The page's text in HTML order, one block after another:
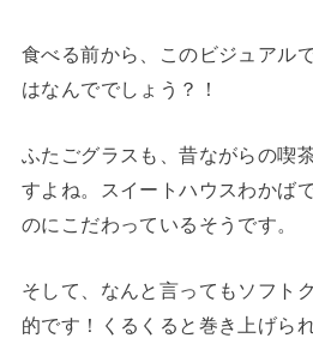
食べる前から、このビジュアル
はなんででしょう？！
ふたごグラスも、昔ながらの喫
すよね。スイートハウスわかば
のにこだわっているそうです。
そして、なんと言ってもソフト
的です！くるくると巻き上げら